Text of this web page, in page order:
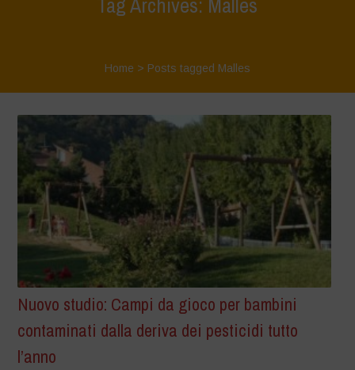
Home > Posts tagged Malles
Nuovo studio: Campi da gioco per bambini
contaminati dalla deriva dei pesticidi tutto
l’anno